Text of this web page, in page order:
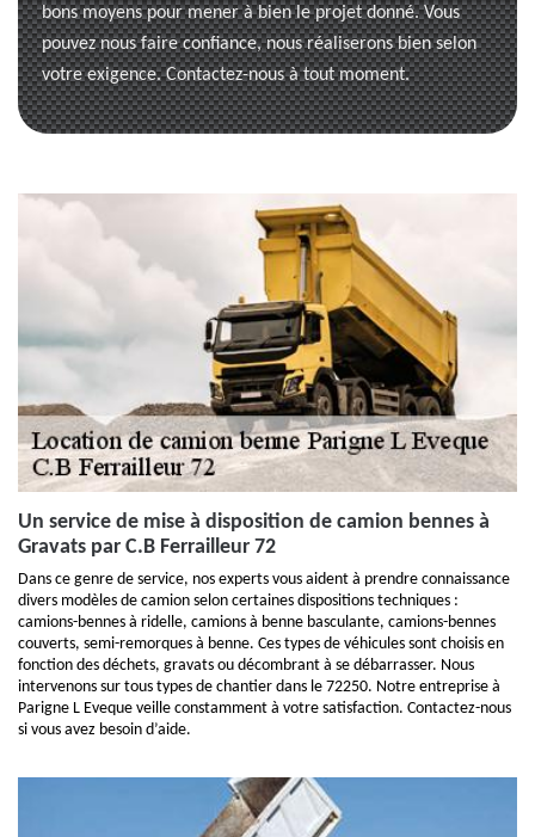
bons moyens pour mener à bien le projet donné. Vous
pouvez nous faire confiance, nous réaliserons bien selon
votre exigence. Contactez-nous à tout moment.
Un service de mise à disposition de camion bennes à
Gravats par C.B Ferrailleur 72
Dans ce genre de service, nos experts vous aident à prendre connaissance
divers modèles de camion selon certaines dispositions techniques :
camions-bennes à ridelle, camions à benne basculante, camions-bennes
couverts, semi-remorques à benne. Ces types de véhicules sont choisis en
fonction des déchets, gravats ou décombrant à se débarrasser. Nous
intervenons sur tous types de chantier dans le 72250. Notre entreprise à
Parigne L Eveque veille constamment à votre satisfaction. Contactez-nous
si vous avez besoin d’aide.